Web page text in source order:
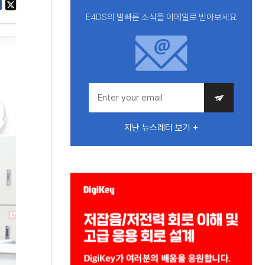
E4DS의 발빠른 소식을 이메일로 받아보세요
지난 뉴스레터 보기 +